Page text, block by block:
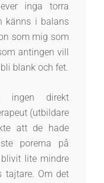
inga torra
känns i balans
som mig som
antingen vill
blank och fet.
ingen direkt
(utbildare
att de hade
porerna på
lite mindre
tajtare. Om det